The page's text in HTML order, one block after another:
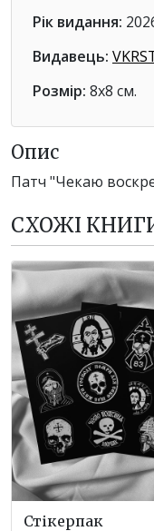
Рік видання:
Видавець:
Розмір: 8x8 см.
Опис
Патч "Чекаю
СХОЖІ
Стікерпак